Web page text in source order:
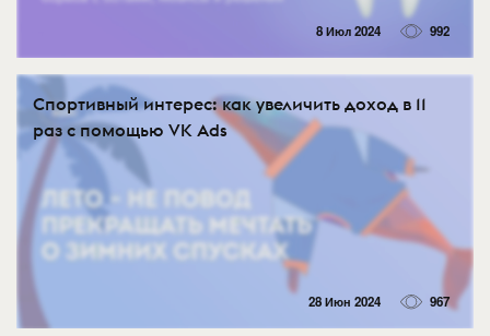
8 Июл 2024 992
Спортивный интерес: как увеличить доход в 11
раз с помощью VK Ads
28 Июн 2024 967